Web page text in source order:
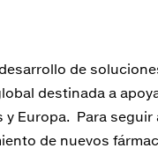
de
destinada a
y Europa. Para
de nuevos